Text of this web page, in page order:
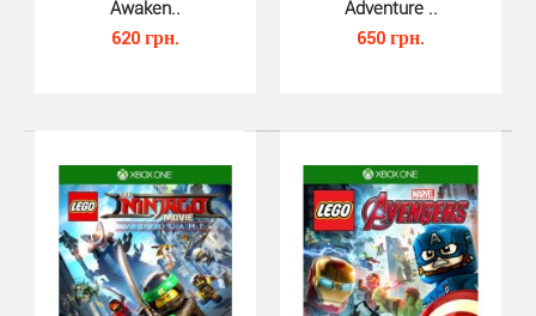
570 грн.
Rad Rodgers для Xbox One - это интересный
платформер про неугомонного парня, который очень
Awaken..
620 грн.
Adventure ..
650 грн.